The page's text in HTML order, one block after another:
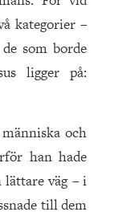
kategorier –
som borde
ligger på:
och
han hade
väg – i
till dem